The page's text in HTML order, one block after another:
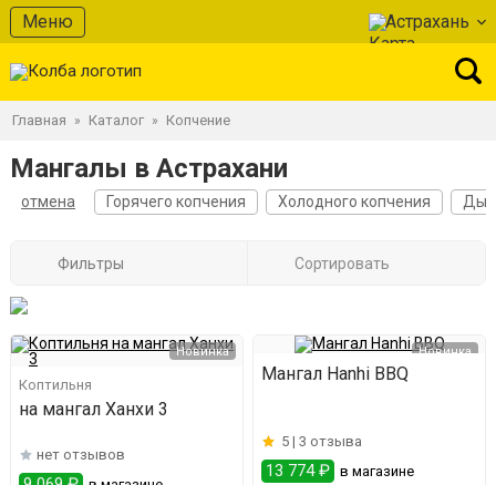
Меню Астрахань
Главная » Каталог » Копчение
Мангалы в Астрахани
отмена Горячего копчения Холодного копчения
Фильтры Сортировать
Новинка
Коптильня
на мангал Ханхи 3
нет отзывов
Новинка
Мангал Hanhi BBQ
5 |3 отзыва
13 774 ₽ в магазине